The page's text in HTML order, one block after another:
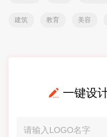
建筑 教育 美容
一键设